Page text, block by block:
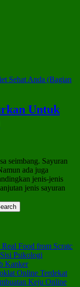
Untuk
seimbang. Sayuran
ada juga
jenis-jenis
jenis sayuran
Food from Scratc
Psikologi
Kanker
Online Terdekat
Keju Online